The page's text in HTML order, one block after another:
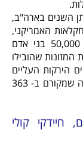
השנים בארה"ב,
האמריקני,
ובחן יותר מ- 1,500 מקרים שבהם חלו כ- 50,000 בני אדם
שהובילו
הירקות העליים
(כדוגמת חסה ותרד) עם 13,500 מקרי תחלואה שמקורם ב- 363
חיידקי קולי